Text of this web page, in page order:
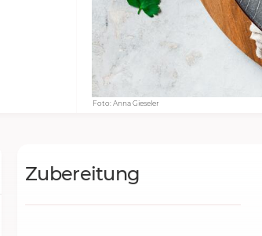
Foto: Anna Gieseler
Zubereitung